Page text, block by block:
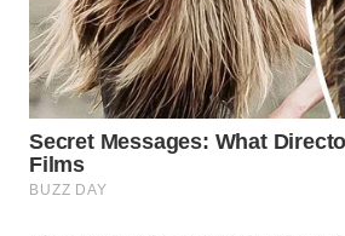
SURABAYA
WN
NATUNA
WN
BINTAN